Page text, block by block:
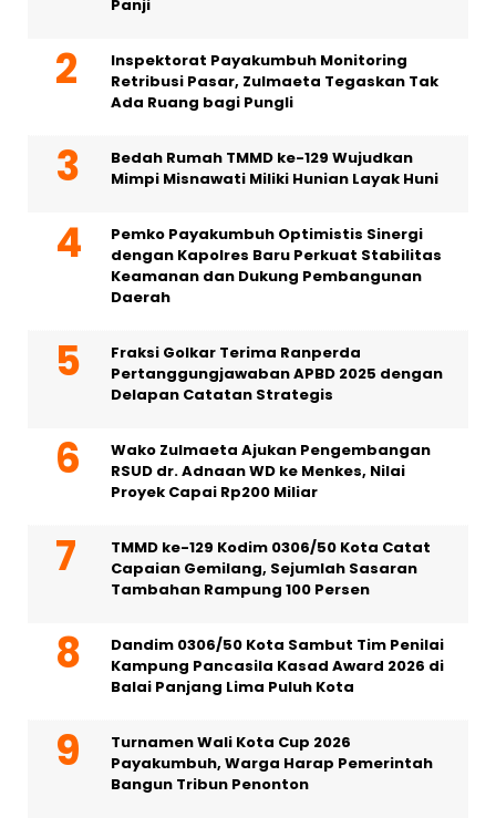
Panji
Inspektorat Payakumbuh Monitoring
Retribusi Pasar, Zulmaeta Tegaskan Tak
Ada Ruang bagi Pungli
Bedah Rumah TMMD ke-129 Wujudkan
Mimpi Misnawati Miliki Hunian Layak Huni
Pemko Payakumbuh Optimistis Sinergi
dengan Kapolres Baru Perkuat Stabilitas
Keamanan dan Dukung Pembangunan
Daerah
Fraksi Golkar Terima Ranperda
Pertanggungjawaban APBD 2025 dengan
Delapan Catatan Strategis
Wako Zulmaeta Ajukan Pengembangan
RSUD dr. Adnaan WD ke Menkes, Nilai
Proyek Capai Rp200 Miliar
TMMD ke-129 Kodim 0306/50 Kota Catat
Capaian Gemilang, Sejumlah Sasaran
Tambahan Rampung 100 Persen
Dandim 0306/50 Kota Sambut Tim Penilai
Kampung Pancasila Kasad Award 2026 di
Balai Panjang Lima Puluh Kota
Turnamen Wali Kota Cup 2026
Payakumbuh, Warga Harap Pemerintah
Bangun Tribun Penonton